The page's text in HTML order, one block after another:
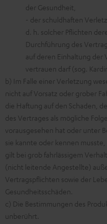
der Gesundheit,
- der schuldhaften
d. h. solcher Pflichten
Durchführung des
auf deren Einhaltung der
vertrauen darf (sog.
b) Im Falle einer Verletzung
nicht auf Vorsatz oder grober
die Haftung auf den Schaden,
des Vertrages als mögliche
vorausgesehen hat oder unter
sie kannte oder kennen
gilt bei grob fahrlässigem
(nicht leitende Angestellte)
Vertragspflichten sowie der
Gesundheitsschäden.
c) Die Bestimmungen des
unberührt.